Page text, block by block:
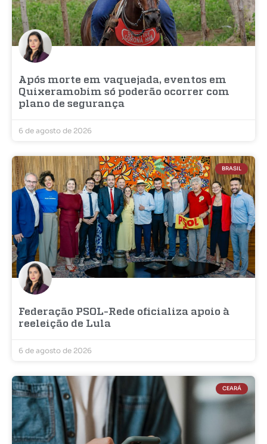
Após morte em vaquejada, eventos em
Quixeramobim só poderão ocorrer com
plano de segurança
6 de agosto de 2026
BRASIL
Federação PSOL-Rede oficializa apoio à
reeleição de Lula
6 de agosto de 2026
CEARÁ